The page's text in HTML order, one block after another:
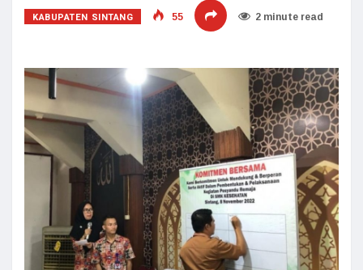
KABUPATEN SINTANG 55 2 minute read